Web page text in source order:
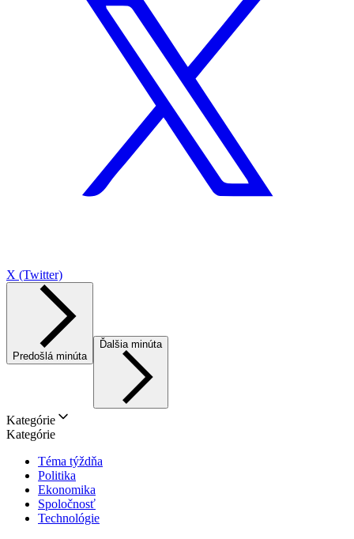
X (Twitter)
Predošlá minúta
Ďalšia minúta
Kategórie
Kategórie
Téma týždňa
Politika
Ekonomika
Spoločnosť
Technológie